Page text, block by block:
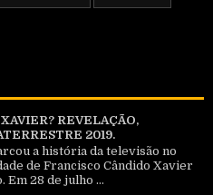
REVELAÇÃO,
2019.
a história da televisão no
de Francisco Cândido Xavier
28 de julho ...